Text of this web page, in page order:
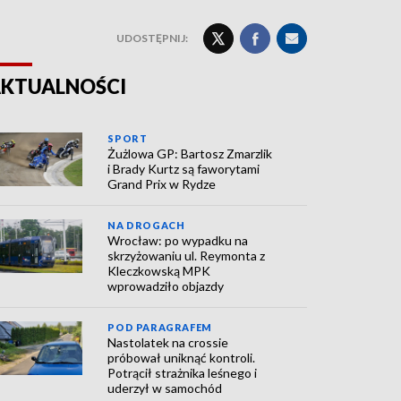
UDOSTĘPNIJ:
SPORT
Żużlowa GP: Bartosz Zmarzlik
i Brady Kurtz są faworytami
Grand Prix w Rydze
NA DROGACH
Wrocław: po wypadku na
skrzyżowaniu ul. Reymonta z
Kleczkowską MPK
wprowadziło objazdy
POD PARAGRAFEM
Nastolatek na crossie
próbował uniknąć kontroli.
Potrącił strażnika leśnego i
uderzył w samochód